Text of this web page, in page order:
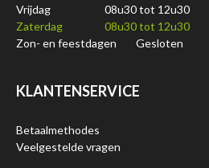
Vrijdag
08u30 tot 12u30
Zaterdag
08u30 tot 12u30
Zon- en feestdagen
Gesloten
KLANTENSERVICE
Betaalmethodes
Veelgestelde vragen